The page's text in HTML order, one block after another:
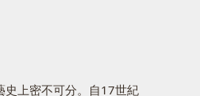
史上密不可分。自17世紀